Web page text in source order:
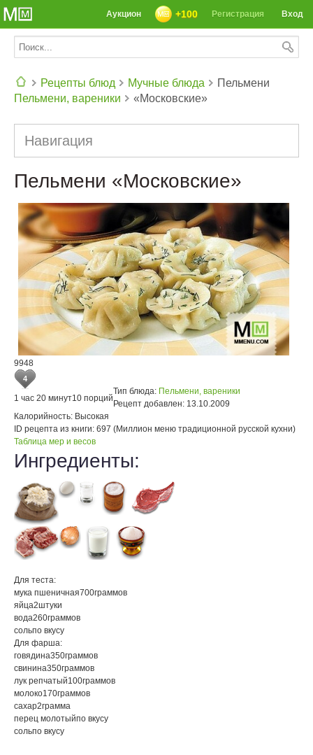
Вход
Регистрация
+100
Аукцион
Рецепты блюд
Мучные блюда
Пельмени, вареники
Пельмени
«Московские»
Навигация
Пельмени «Московские»
9948
4
1 час 20 минут10 порций
Тип блюда: Пельмени, вареники
Рецепт добавлен: 13.10.2009
Калорийность: Высокая
ID рецепта из книги: 697 (Миллион меню традиционной русской кухни)
Таблица мер и весов
Ингредиенты:
Для теста:
мука пшеничная700граммов
яйца2штуки
вода260граммов
сольпо вкусу
Для фарша:
говядина350граммов
свинина350граммов
лук репчатый100граммов
молоко170граммов
сахар2грамма
перец молотыйпо вкусу
сольпо вкусу